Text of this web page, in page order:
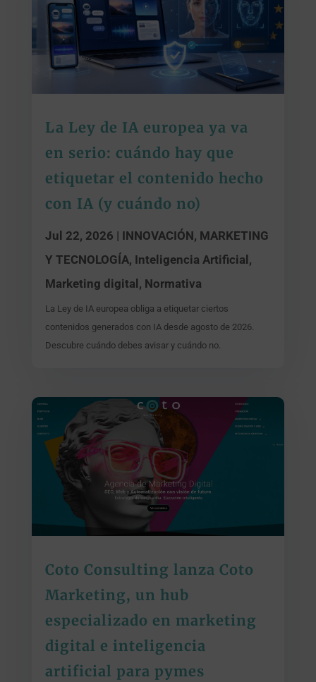
La Ley de IA europea ya va
en serio: cuándo hay que
etiquetar el contenido hecho
con IA (y cuándo no)
Jul 22, 2026 | INNOVACIÓN, MARKETING
Y TECNOLOGÍA, Inteligencia Artificial,
Marketing digital, Normativa
La Ley de IA europea obliga a etiquetar ciertos
contenidos generados con IA desde agosto de 2026.
Descubre cuándo debes avisar y cuándo no.
Coto Consulting lanza Coto
Marketing, un hub
especializado en marketing
digital e inteligencia
artificial para pymes